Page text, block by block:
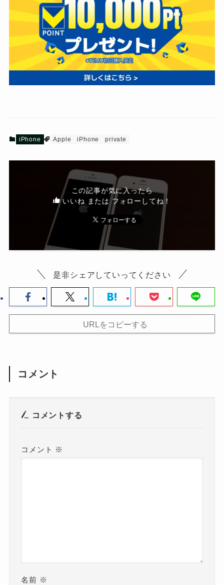
iPhone Apple iPhone private
この記事が気に入ったら
いいね または フォローしてね！
是非シェアしていってください
URLをコピーする
コメント
コメントする
コメント ※
名前 ※